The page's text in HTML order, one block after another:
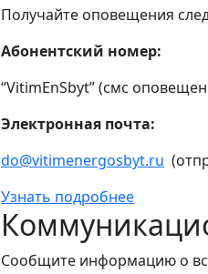
Получайте оповещения
Абонентский номер:
“VitimEnSbyt” (смс
Электронная почта:
do@vitimenergosbyt.ru
Узнать подробнее
Сообщите информацию о